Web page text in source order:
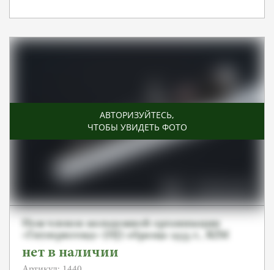
АВТОРИЗУЙТЕСЬ,
ЧТОБЫ УВИДЕТЬ ФОТО
Нож членов молодежной организации
«Гитлерюгенд» (HJ) образца 1933 г., RZM
нет в наличии